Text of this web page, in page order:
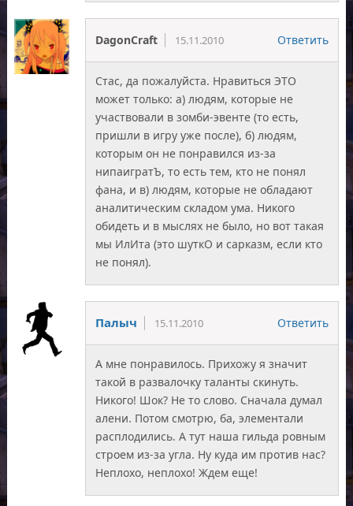
DagonCraft 15.11.2010 Ответить
Стас, да пожалуйста. Нравиться ЭТО
может только: а) людям, которые не
участвовали в зомби-эвенте (то есть,
пришли в игру уже после), б) людям,
которым он не понравился из-за
нипаигратЪ, то есть тем, кто не понял
фана, и в) людям, которые не обладают
аналитическим складом ума. Никого
обидеть и в мыслях не было, но вот такая
мы ИлИта (это шуткО и сарказм, если кто
не понял).
Палыч 15.11.2010 Ответить
А мне понравилось. Прихожу я значит
такой в развалочку таланты скинуть.
Никого! Шок? Не то слово. Сначала думал
алени. Потом смотрю, ба, элементали
расплодились. А тут наша гильда ровным
строем из-за угла. Ну куда им против нас?
Неплохо, неплохо! Ждем еще!